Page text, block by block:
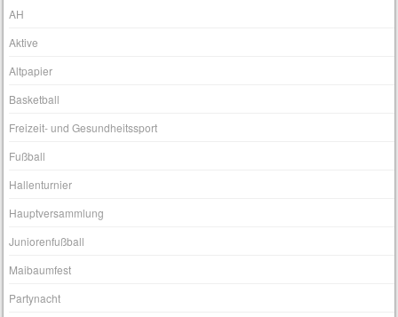
AH
Aktive
Altpapier
Basketball
Freizeit- und Gesundheitssport
Fußball
Hallenturnier
Hauptversammlung
Juniorenfußball
Maibaumfest
Partynacht